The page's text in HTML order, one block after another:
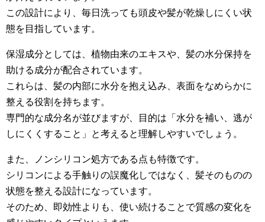
この設計により、毎日洗っても頭皮や髪が乾燥しにくい状
態を目指しています。
保湿成分としては、植物由来のエキスや、髪の水分保持を
助ける成分が配合されています。
これらは、髪の内部に水分を抱え込み、表面をなめらかに
整える役割を持ちます。
専門的な成分名が並びますが、目的は「水分を補い、逃が
しにくくすること」と考えると理解しやすいでしょう。
また、ノンシリコン処方である点も特徴です。
シリコンによる手触りの誤魔化しではなく、髪そのものの
状態を整える設計になっています。
そのため、即効性よりも、使い続けることで質感の変化を